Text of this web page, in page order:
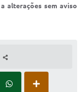
alterações sem aviso